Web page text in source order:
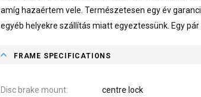
amíg hazaértem vele. Természetesen egy év
egyéb helyekre szállítás miatt egyeztessünk. Egy
FRAME SPECIFICATIONS
Disc brake mount
centre lock